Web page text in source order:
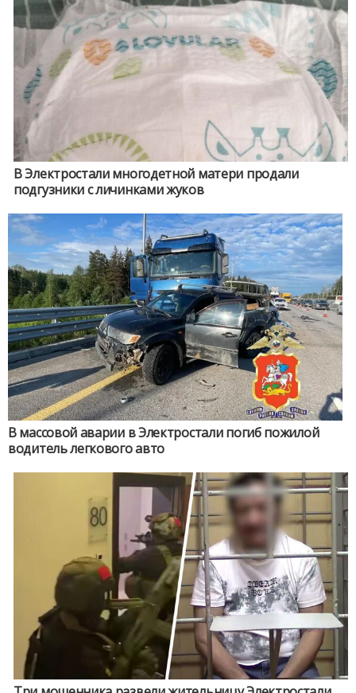
В Электростали многодетной матери продали
подгузники с личинками жуков
В массовой аварии в Электростали погиб пожилой
водитель легкового авто